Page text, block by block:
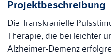
Projektbeschreibung
Die Transkranielle
Therapie, die bei leichter
Alzheimer-Demenz